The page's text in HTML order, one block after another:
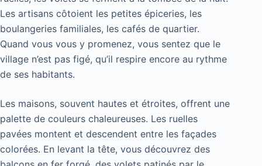
Les artisans côtoient les petites épiceries, les
boulangeries familiales, les cafés de quartier.
Quand vous vous y promenez, vous sentez que le
village n’est pas figé, qu’il respire encore au rythme
de ses habitants.
Les maisons, souvent hautes et étroites, offrent une
palette de couleurs chaleureuses. Les ruelles
pavées montent et descendent entre les façades
colorées. En levant la tête, vous découvrez des